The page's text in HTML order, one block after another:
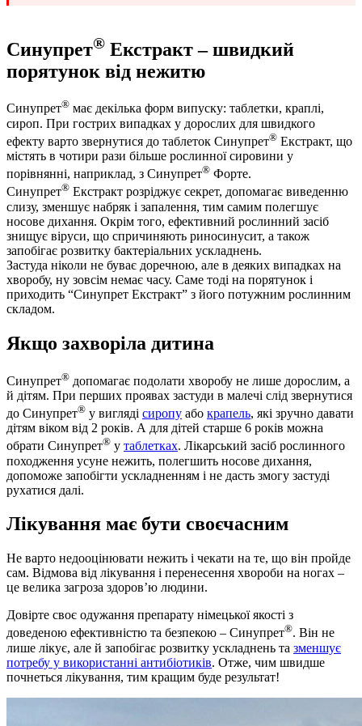
Синупрет® Екстракт – швидкий
порятунок від нежитю
Синупрет® має декілька форм випуску: таблетки, краплі,
сироп. При гострих випадках у дорослих для швидкого
ефекту варто звернутися до таблеток Синупрет® Екстракт, що
містять в чотири рази більше рослинної сировини у
порівнянні, наприклад, з Синупрет® Форте.
Синупрет® Екстракт розріджує секрет, допомагає виведенню
слизу, зменшує набряк і запалення, тим самим полегшує
носове дихання. Окрім того, ефективний рослинний засіб
знищує віруси, що спричиняють риносинусит, а також
запобігає розвитку бактеріальних ускладнень.
Застуда ніколи не буває доречною, але в деяких випадках на
хворобу, ну зовсім немає часу. Саме тоді на порятунок і
приходить “Синупрет Екстракт” з його потужним рослинним
складом.
Якщо захворіла дитина
Синупрет® допомагає подолати хворобу не лише дорослим, а
й дітям. При перших проявах застуди в малечі слід звернутися
до Синупрет® у вигляді сиропу або крапель, які зручно давати
дітям віком від 2 років. А для дітей старше 6 років можна
обрати Синупрет® у таблетках. Лікарський засіб рослинного
походження усуне нежить, полегшить носове дихання,
допоможе запобігти ускладненням і не дасть змогу застуді
рухатися далі.
Лікування має бути своєчасним
Не варто недооцінювати нежить і чекати на те, що він пройде
сам. Відмова від лікування і перенесення хвороби на ногах –
це велика загроза здоров’ю людини.
Довірте своє одужання препарату німецької якості з
доведеною ефективністю та безпекою – Синупрет®. Він не
лише лікує, але й запобігає розвитку ускладнень та зменшує
потребу у використанні антибіотиків. Отже, чим швидше
почнеться лікування, тим кращим буде результат!